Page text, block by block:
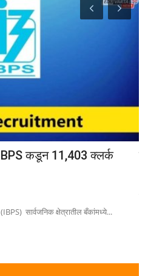
कडून 11,403 क्लर्क
सार्वजनिक क्षेत्रातील बँकांमध्ये...